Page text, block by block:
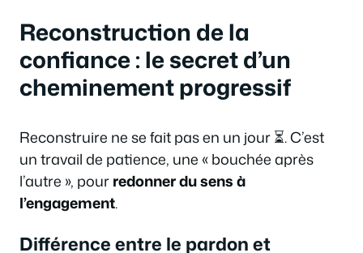
Reconstruction de la
confiance : le secret d’un
cheminement progressif
Reconstruire ne se fait pas en un jour ⏳. C’est
un travail de patience, une « bouchée après
l’autre », pourredonner du sens à
l’engagement.
Différence entre le pardon et